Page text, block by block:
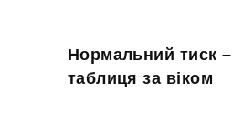
Нормальний тиск –
таблиця за віком